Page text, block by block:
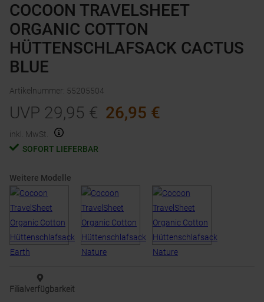
COCOON TRAVELSHEET
ORGANIC COTTON
HÜTTENSCHLAFSACK CACTUS
BLUE
Artikelnummer: 55205504
UVP 29,95 € 26,95 €
inkl. MwSt.
SOFORT LIEFERBAR
Weitere Modelle
Filialverfügbarkeit